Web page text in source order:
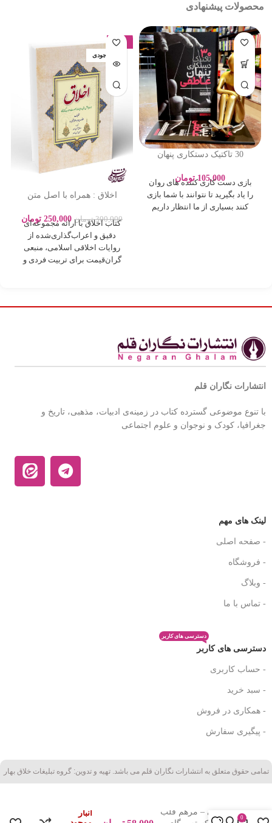
محصولات پیشنهادی
30 تاکتیک دستکاری پنهان
پورباقر – نشر یوشیتا
105,000 تومان
بازی دست کاری کننده های روان
را یاد بگیرید تا نتوانند با شما بازی
کنند بسیاری از ما انتظار داریم
-17%
اتمام موجودی
اخلاق : همراه با اصل متن
300,000 تومان 250,000 تومان
کتاب اخلاق با ارائه مجموعه‌ای
دقیق و اعراب‌گذاری‌شده از
روایات اخلاقی اسلامی، منبعی
گران‌قیمت برای تربیت فردی و
انتشارات نگاران قلم
با تنوع موضوعی گسترده کتاب در زمینه‌ی ادبیات، مذهبی، تاریخ و
جغرافیا، کودک و نوجوان و علوم اجتماعی
لینک های مهم
- صفحه اصلی
- فروشگاه
- وبلاگ
- تماس با ما
دسترسی های کاربر
دسترسی های کاربر
- حساب کاربری
- سبد خرید
- همکاری در فروش
- پیگیری سفارش
تمامی حقوق متعلق به انتشارات نگاران قلم می باشد. تهیه و تدوین: گروه تبلیغات خلاق بهار
عاطفی – مرهم قلب
انبار
0